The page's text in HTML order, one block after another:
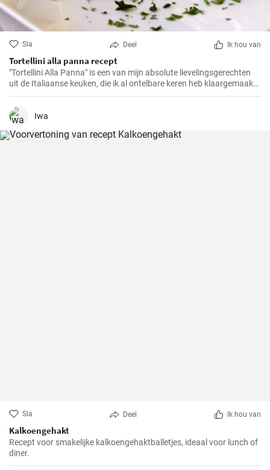
Sla Deel Ik hou van
Tortellini alla panna recept
"Tortellini Alla Panna" is een van mijn absolute lievelingsgerechten
uit de Italiaanse keuken, die ik al ontelbare keren heb klaargemaakt
voor familie en vrienden. Deze romige pasta met de smaak van
prosciutto en parmezaan zal gegarandeerd in de smaak vallen bij
elk gehemelte. Ik kan de combinatie van zachte tortellini,
dan 30 minuten maken, een echte traktatie voor pastaliefhebbers!
Iwa
Sla Deel Ik hou van
Kalkoengehakt
Recept voor smakelijke kalkoengehaktballetjes, ideaal voor lunch of
diner.